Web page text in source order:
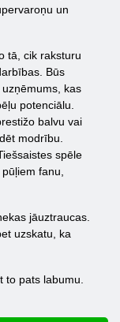
un
tā, cik raksturu
Būs
kas
potenciālu.
balvu vai
modrību.
spēle
fanu,
jāuztraucas.
uzskatu, ka
pats labumu.